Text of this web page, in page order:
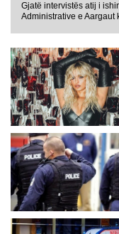
Gjatë intervistës atij i
Administrative e Aargaut
GJERMANI